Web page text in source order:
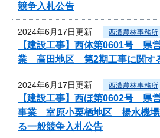
競争入札公告
2024年6月17日更新 西濃農林事務所
【建設工事】西体第0601号 県
業 高田地区 第2期工事に関す
2024年6月17日更新 西濃農林事務所
【建設工事】西ほ第0602号 県
事業 室原小栗栖地区 揚水機場
る一般競争入札公告